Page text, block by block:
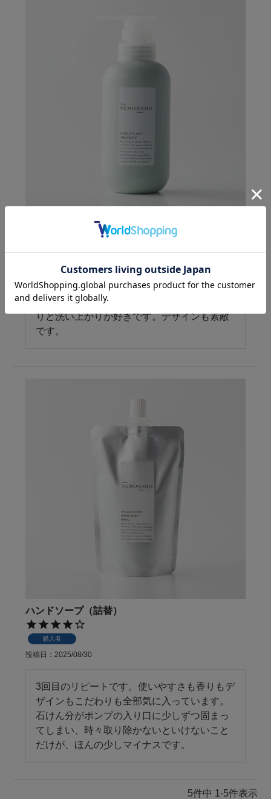
購入者
2025/08/30
試供品が良かったので購入してみました。香
りと洗い上がりが好きです。デザインも素敵
です。
ハンドソープ（詰替）
購入者
投稿日 2025/08/30
3回目のリピートです。使いやすさも香りもデ
ザインもこだわりも全部気に入っています。
石けん分がポンプの入り口に少しずつ固まっ
てしまい、時々取り除かないといけないこと
だけが、ほんの少しマイナスです。
5件中 1 -5件表示